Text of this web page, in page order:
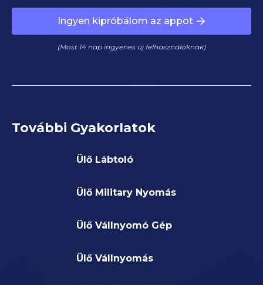
Ingyen kipróbálom az appot
(Most 14 nap ingyenes új felhasználóknak)
További Gyakorlatok
Ülő Lábtoló
Ülő Military Nyomás
Ülő Vállnyomó Gép
Ülő Vállnyomás